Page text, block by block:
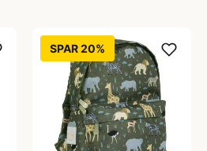
SPAR 20%